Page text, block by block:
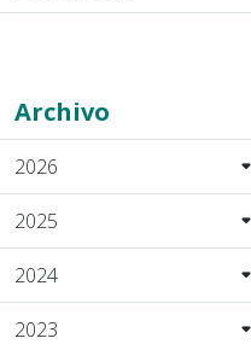
Archivo
2026
2025
2024
2023